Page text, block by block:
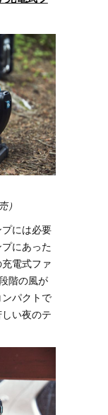
）
には必要
にあった
電式ファ
階の風が
パクトで
い夜のテ